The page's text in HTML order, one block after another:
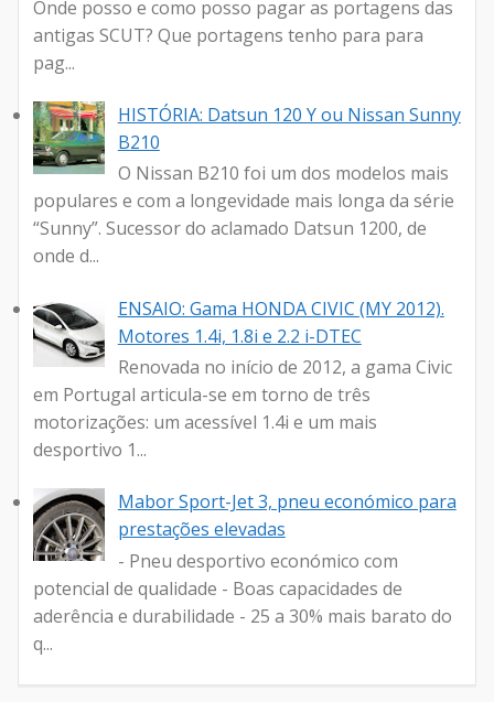
Onde posso e como posso pagar as portagens das
antigas SCUT? Que portagens tenho para para
pag...
HISTÓRIA: Datsun 120 Y ou Nissan Sunny
B210
O Nissan B210 foi um dos modelos mais
populares e com a longevidade mais longa da série
“Sunny”. Sucessor do aclamado Datsun 1200, de
onde d...
ENSAIO: Gama HONDA CIVIC (MY 2012).
Motores 1.4i, 1.8i e 2.2 i-DTEC
Renovada no início de 2012, a gama Civic
em Portugal articula-se em torno de três
motorizações: um acessível 1.4i e um mais
desportivo 1...
Mabor Sport-Jet 3, pneu económico para
prestações elevadas
- Pneu desportivo económico com
potencial de qualidade - Boas capacidades de
aderência e durabilidade - 25 a 30% mais barato do
q...